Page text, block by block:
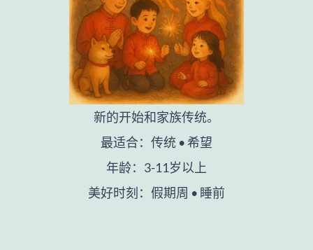
新的开始和家族传统。
最适合：传统 • 希望
年龄：3-11岁以上
美好时刻：假期周 • 睡前